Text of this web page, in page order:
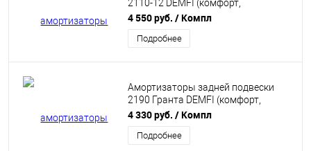
2110-12 DEMFI (комфорт,
газомасляные) 2шт SRC1010
4 550 руб. / Компл
Подробнее
Амортизаторы задней подвески
2190 Гранта DEMFI (комфорт,
масляные) 2шт SRC9000
4 330 руб. / Компл
Подробнее